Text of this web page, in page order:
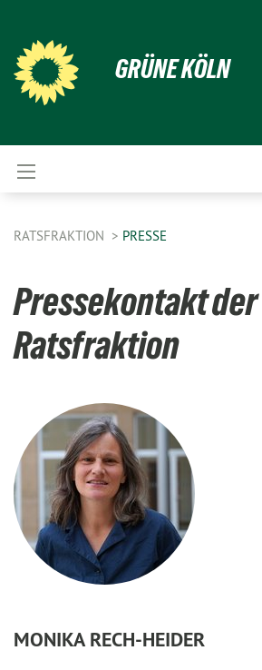
GRÜNE KÖLN
RATSFRAKTION PRESSE
Pressekontakt der
Ratsfraktion
MONIKA RECH-HEIDER